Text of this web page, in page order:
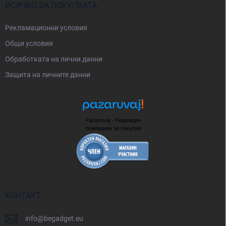
ВСИЧКО ЗА ПОКУПКАТА
Рекламационни условия
Общи условия
Oбработката на лични данни
Защита на личните данни
Pazaruvaj - Надежден
помощник за покупки
КОНТАКТ
info@begadget.eu